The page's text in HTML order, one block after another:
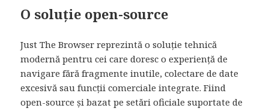
O soluție open-source
Just The Browser reprezintă o soluție tehnică
modernă pentru cei care doresc o experiență de
navigare fără fragmente inutile, colectare de date
excesivă sau funcții comerciale integrate. Fiind
open-source și bazat pe setări oficiale suportate de